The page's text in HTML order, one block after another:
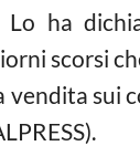
Lo ha
scorsi
sui